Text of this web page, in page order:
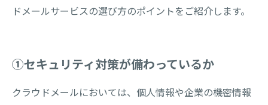
ドメールサービスの選び方のポイントをご紹介します。
①セキュリティ対策が備わっているか
クラウドメールにおいては、個人情報や企業の機密情報